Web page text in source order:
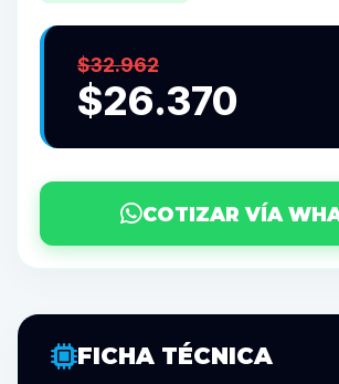
$32.962
$26.370
COTIZAR VÍA
FICHA TÉCNICA